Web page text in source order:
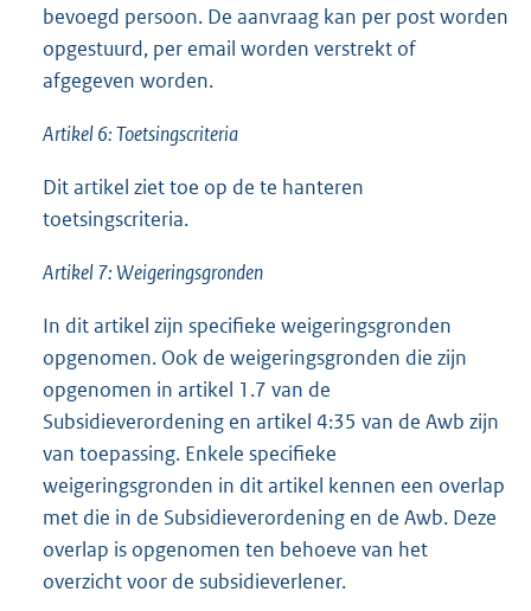
bevoegd persoon. De aanvraag kan per post worden
opgestuurd, per email worden verstrekt of
afgegeven worden.
Artikel 6: Toetsingscriteria
Dit artikel ziet toe op de te hanteren
toetsingscriteria.
Artikel 7: Weigeringsgronden
In dit artikel zijn specifieke weigeringsgronden
opgenomen. Ook de weigeringsgronden die zijn
opgenomen in artikel 1.7 van de
Subsidieverordening en artikel 4:35 van de Awb zijn
van toepassing. Enkele specifieke
weigeringsgronden in dit artikel kennen een overlap
met die in de Subsidieverordening en de Awb. Deze
overlap is opgenomen ten behoeve van het
overzicht voor de subsidieverlener.